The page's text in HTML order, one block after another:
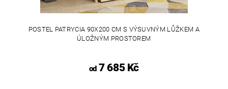
POSTEL PATRYCIA 90X200 CM S VÝSUVNÝM LŮŽKEM A
ÚLOŽNÝM PROSTOREM
od7 685 Kč